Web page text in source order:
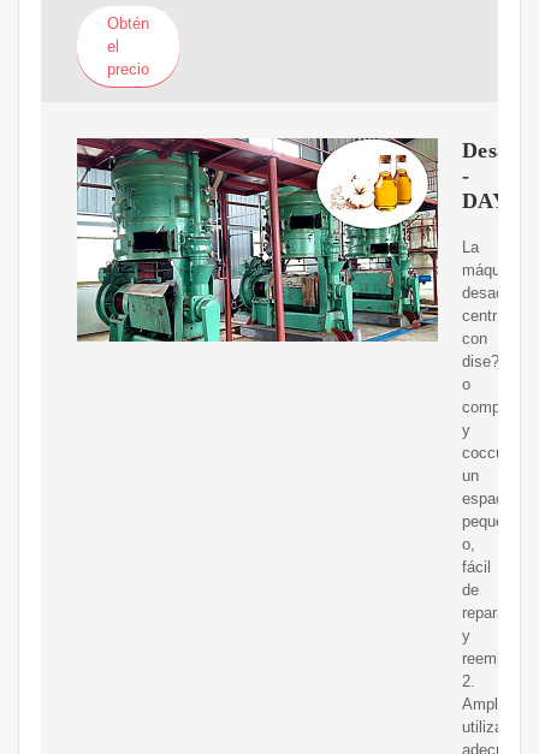
Obtén
el
precio
-
La
máquina
centrífuga
con
dise?
o
compacto
y
coccupa
un
espacio
peque?
o,
fácil
de
reparar
y
2.
utilizado,
adecuado